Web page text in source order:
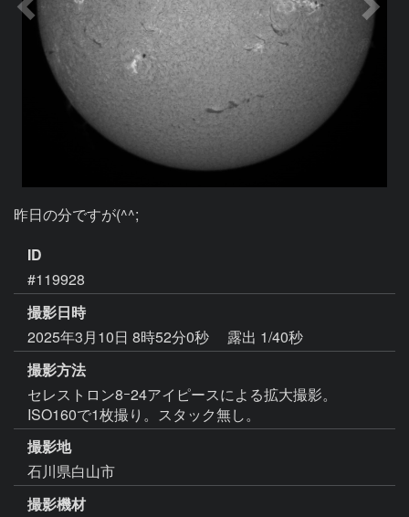
昨日の分ですが(^^;
ID
#119928
撮影日時
2025年3月10日 8時52分0秒
露出 1/40秒
撮影方法
セレストロン8ｰ24アイピースによる拡大撮影。
ISO160で1枚撮り。スタック無し。
撮影地
石川県白山市
撮影機材